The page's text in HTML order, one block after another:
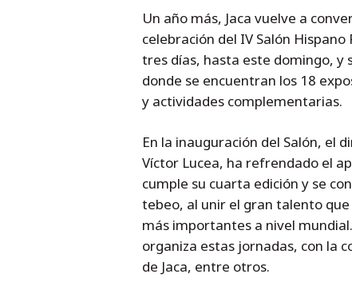
Un año más, Jaca vuelve a
celebración del IV Salón
tres días, hasta este domingo, y
donde se encuentran los 18
y actividades complementarias.
En la inauguración del Salón, el
Víctor Lucea, ha refrendado el
cumple su cuarta edición y se
tebeo, al unir el gran talento
más importantes a nivel
organiza estas jornadas, con la
de Jaca, entre otros.